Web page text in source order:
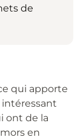
de
qui apporte
intéressant
ont de la
en